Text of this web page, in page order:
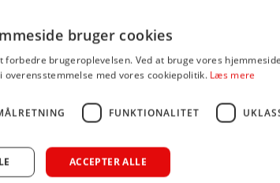
OGSÅ LIDE DET HER
bruger cookies
brugeroplevelsen. Ved at bruge vores hjemmeside
med vores cookiepolitik. Læs mere
FUNKTIONALITET
ACCEPTER ALLE